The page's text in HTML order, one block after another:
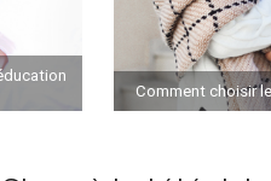
Comment choisir